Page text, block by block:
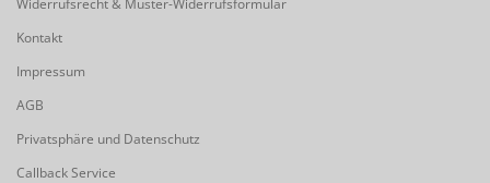
Widerrufsrecht & Muster-Widerrufsformular
Kontakt
Impressum
AGB
Privatsphäre und Datenschutz
Callback Service